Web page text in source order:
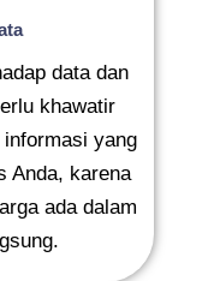
data dan
khawatir
yang
Anda, karena
ada dalam